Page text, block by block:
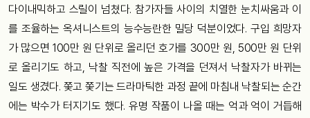
다이내믹하고 스릴이 넘쳤다. 참가자들 사이의 치열한 눈치싸움과 이
를 조율하는 옥셔니스트의 능수능란한 밀당 덕분이었다. 구입 희망자
가 많으면 100만 원 단위로 올리던 호가를 300만 원, 500만 원 단위
로 올리기도 하고, 낙찰 직전에 높은 가격을 던져서 낙찰자가 바뀌는
일도 생겼다. 쫓고 쫓기는 드라마틱한 과정 끝에 마침내 낙찰되는 순간
에는 박수가 터지기도 했다. 유명 작품이 나올 때는 억과 억이 거듭해